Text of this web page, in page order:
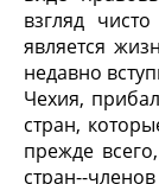
взгляд
является
недавно
Чехия,
стран,
прежде
стран--